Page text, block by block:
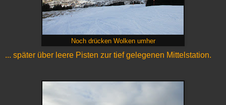
Noch drücken Wolken umher
... später über leere Pisten zur tief gelegenen Mittelstation.